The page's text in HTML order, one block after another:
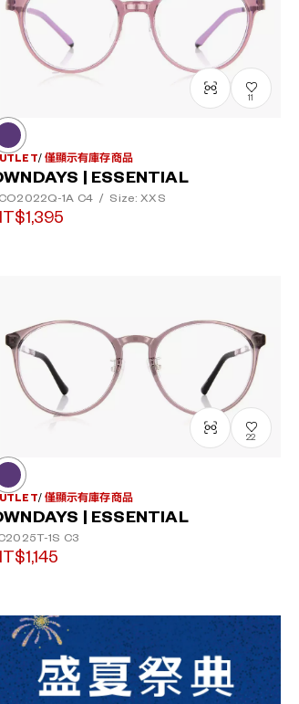
11
僅顯示有庫存商品
| ESSENTIAL
1A C4 / Size: XXS
22
僅顯示有庫存商品
| ESSENTIAL
1S C3